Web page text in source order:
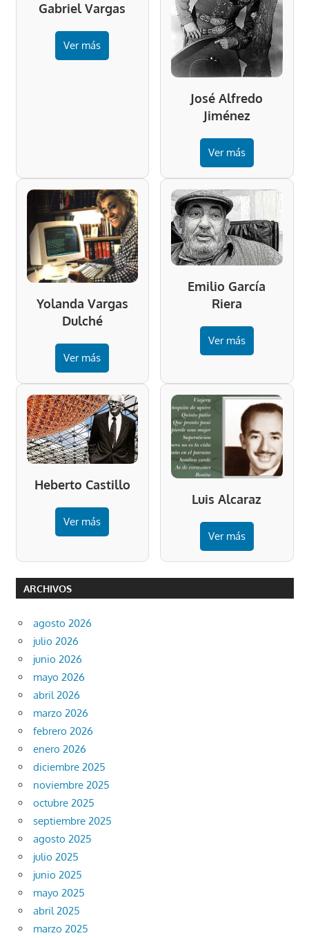
Gabriel Vargas
Ver más
José Alfredo
Jiménez
Ver más
Yolanda Vargas
Dulché
Ver más
Emilio García
Riera
Ver más
Heberto Castillo
Ver más
Luis Alcaraz
Ver más
ARCHIVOS
agosto 2026
julio 2026
junio 2026
mayo 2026
abril 2026
marzo 2026
febrero 2026
enero 2026
diciembre 2025
noviembre 2025
octubre 2025
septiembre 2025
agosto 2025
julio 2025
junio 2025
mayo 2025
abril 2025
marzo 2025